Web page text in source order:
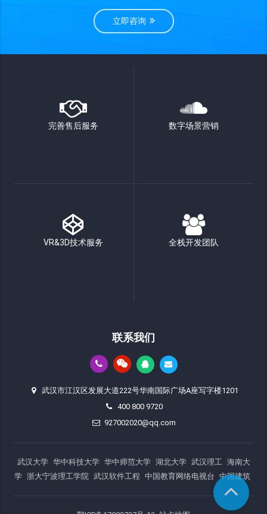
立即咨询
完善售后服务 数字场景营销
VR&3D技术服务 全栈开发团队
联系我们
武汉市江汉区发展大道222号华南国际广场A座写字楼1201
400 800 9720
927002020@qq.com
武汉大学 华中科技大学 华中师范大学 湖北大学 武汉理工 海南大
学 浙大宁波理工学院 武汉软件工程 中国教育网络电视台 中国建筑